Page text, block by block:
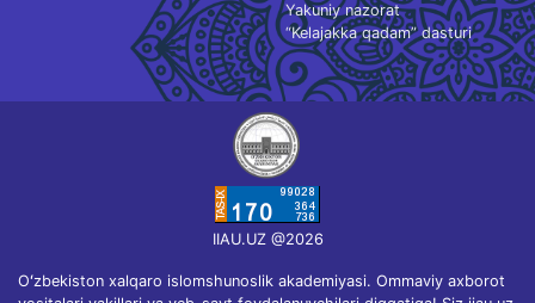
Yakuniy nazorat
“Kelajakka qadam” dasturi
IIAU.UZ @2026
Oʻzbekiston xalqaro islomshunoslik akademiyasi. Ommaviy axborot